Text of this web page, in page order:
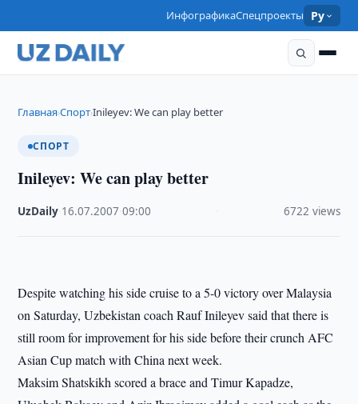
ИнфографикаСпецпроекты Ру
Главная›Спорт›Inileyev: We can play better
СПОРТ
Inileyev: We can play better
UzDaily 16.07.2007 ·09:00 6722 views
Despite watching his side cruise to a 5-0 victory over Malaysia
on Saturday, Uzbekistan coach Rauf Inileyev said that there is
still room for improvement for his side before their crunch AFC
Asian Cup match with China next week.
Maksim Shatskikh scored a brace and Timur Kapadze,